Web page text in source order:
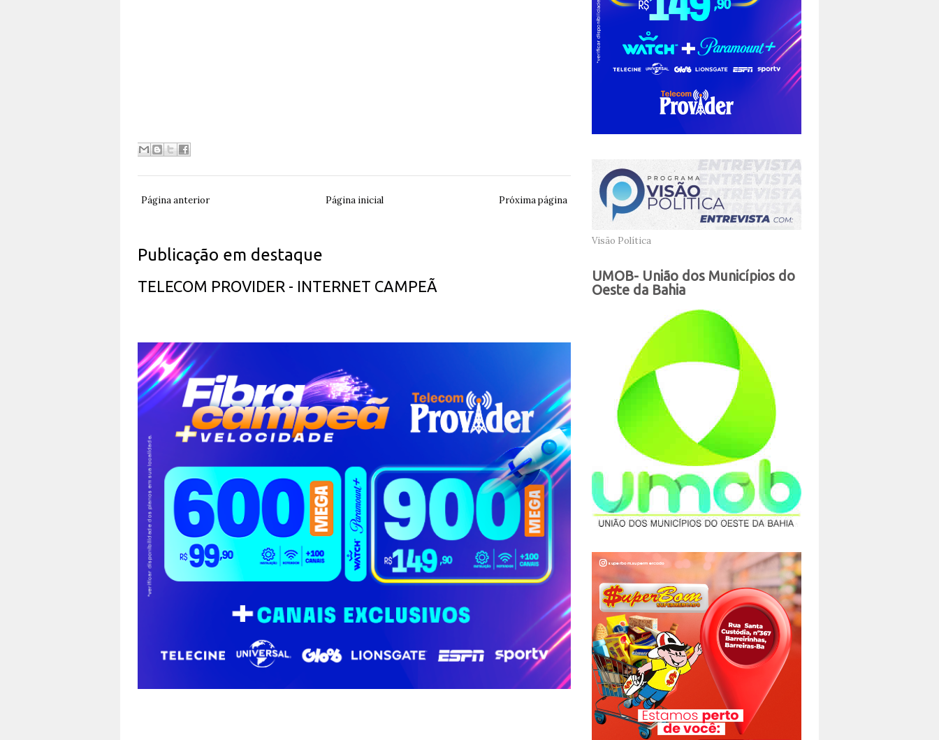
Página anterior Próxima página
Página inicial
Publicação em destaque
TELECOM PROVIDER - INTERNET CAMPEÃ
Visão Política
UMOB- União dos Municípios do
Oeste da Bahia